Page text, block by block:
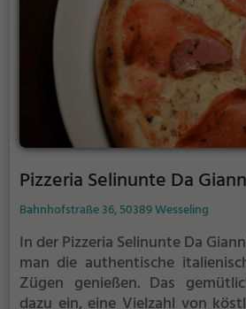
Pizzeria Selinunte Da
Bahnhofstraße 36, 50389 Wesseling
In der Pizzeria Selinunte Da
man die authentische
Zügen genießen. Das
dazu ein, eine Vielzahl von